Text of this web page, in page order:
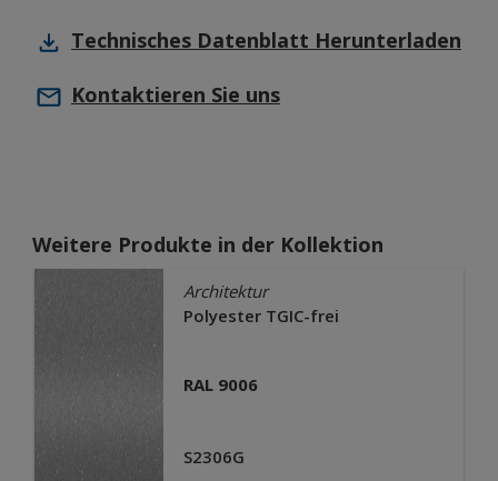
Technisches Datenblatt Herunterladen
Kontaktieren Sie uns
Weitere Produkte in der Kollektion
Architektur
Polyester TGIC-frei
RAL 9006
S2306G